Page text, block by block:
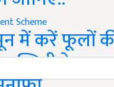
Scheme
में करें फूलों
के